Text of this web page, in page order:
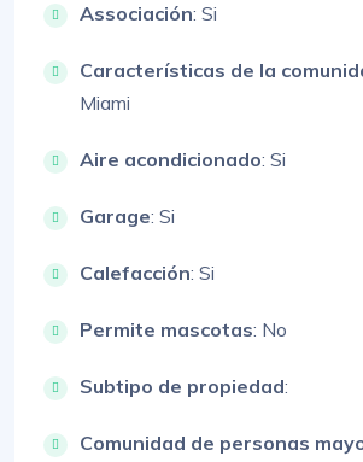
Associación: Si
Características de la
Miami
Aire acondicionado: Si
Garage: Si
Calefacción: Si
Permite mascotas: No
Subtipo de propiedad:
Comunidad de personas